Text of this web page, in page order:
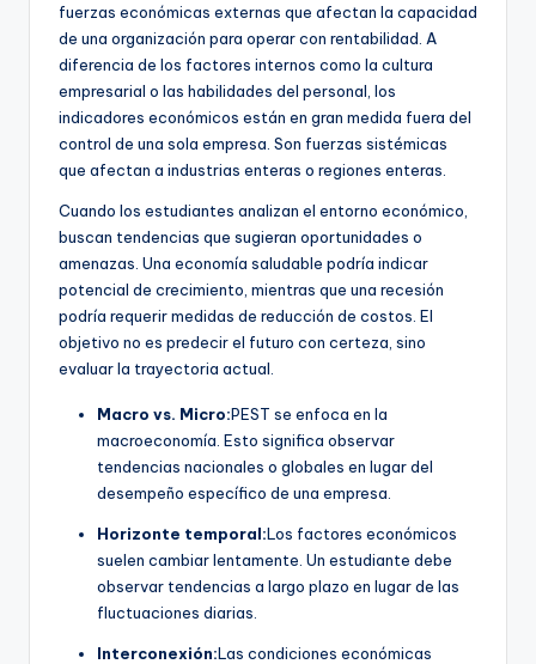
fuerzas económicas externas que afectan la capacidad
de una organización para operar con rentabilidad. A
diferencia de los factores internos como la cultura
empresarial o las habilidades del personal, los
indicadores económicos están en gran medida fuera del
control de una sola empresa. Son fuerzas sistémicas
que afectan a industrias enteras o regiones enteras.
Cuando los estudiantes analizan el entorno económico,
buscan tendencias que sugieran oportunidades o
amenazas. Una economía saludable podría indicar
potencial de crecimiento, mientras que una recesión
podría requerir medidas de reducción de costos. El
objetivo no es predecir el futuro con certeza, sino
evaluar la trayectoria actual.
Macro vs. Micro:PEST se enfoca en la
macroeconomía. Esto significa observar
tendencias nacionales o globales en lugar del
desempeño específico de una empresa.
Horizonte temporal:Los factores económicos
suelen cambiar lentamente. Un estudiante debe
observar tendencias a largo plazo en lugar de las
fluctuaciones diarias.
Interconexión:Las condiciones económicas